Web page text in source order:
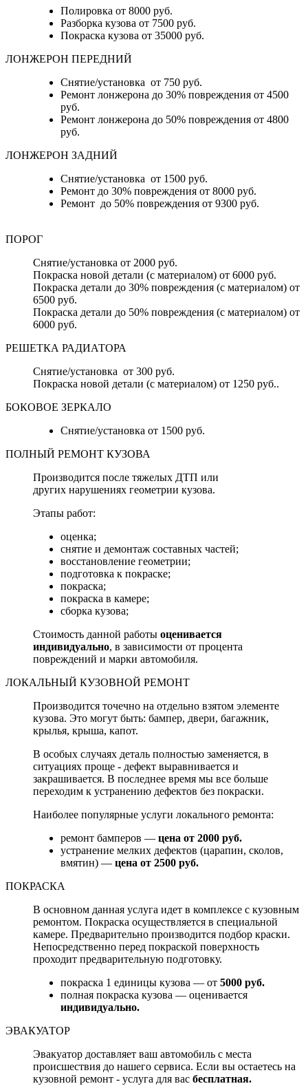
Полировка от 8000 руб.
Разборка кузова от 7500 руб.
Покраска кузова от 35000 руб.
ЛОНЖЕРОН ПЕРЕДНИЙ
Снятие/установка от 750 руб.
Ремонт лонжерона до 30% повреждения от 4500
руб.
Ремонт лонжерона до 50% повреждения от 4800
руб.
ЛОНЖЕРОН ЗАДНИЙ
Снятие/установка от 1500 руб.
Ремонт до 30% повреждения от 8000 руб.
Ремонт до 50% повреждения от 9300 руб.
ПОРОГ
Снятие/установка от 2000 руб.
Покраска новой детали (с материалом) от 6000 руб.
Покраска детали до 30% повреждения (с материалом) от
6500 руб.
Покраска детали до 50% повреждения (с материалом) от
6000 руб.
РЕШЕТКА РАДИАТОРА
Снятие/установка от 300 руб.
Покраска новой детали (с материалом) от 1250 руб..
БОКОВОЕ ЗЕРКАЛО
Снятие/установка от 1500 руб.
ПОЛНЫЙ РЕМОНТ КУЗОВА
Производится после тяжелых ДТП или
других нарушениях геометрии кузова.
Этапы работ:
оценка;
снятие и демонтаж составных частей;
восстановление геометрии;
подготовка к покраске;
покраска;
покраска в камере;
сборка кузова;
Стоимость данной работы оценивается
индивидуально, в зависимости от процента
повреждений и марки автомобиля.
ЛОКАЛЬНЫЙ КУЗОВНОЙ РЕМОНТ
Производится точечно на отдельно взятом элементе
кузова. Это могут быть: бампер, двери, багажник,
крылья, крыша, капот.
В особых случаях деталь полностью заменяется, в
ситуациях проще - дефект выравнивается и
закрашивается. В последнее время мы все больше
переходим к устранению дефектов без покраски.
Наиболее популярные услуги локального ремонта:
ремонт бамперов — цена от 2000 руб.
устранение мелких дефектов (царапин, сколов,
вмятин) — цена от 2500 руб.
ПОКРАСКА
В основном данная услуга идет в комплексе с кузовным
ремонтом. Покраска осуществляется в специальной
камере. Предварительно производится подбор краски.
Непосредственно перед покраской поверхность
проходит предварительную подготовку.
покраска 1 единицы кузова — от 5000 руб.
полная покраска кузова — оценивается
индивидуально.
ЭВАКУАТОР
Эвакуатор доставляет ваш автомобиль с места
происшествия до нашего сервиса. Если вы остаетесь на
кузовной ремонт - услуга для вас бесплатная.